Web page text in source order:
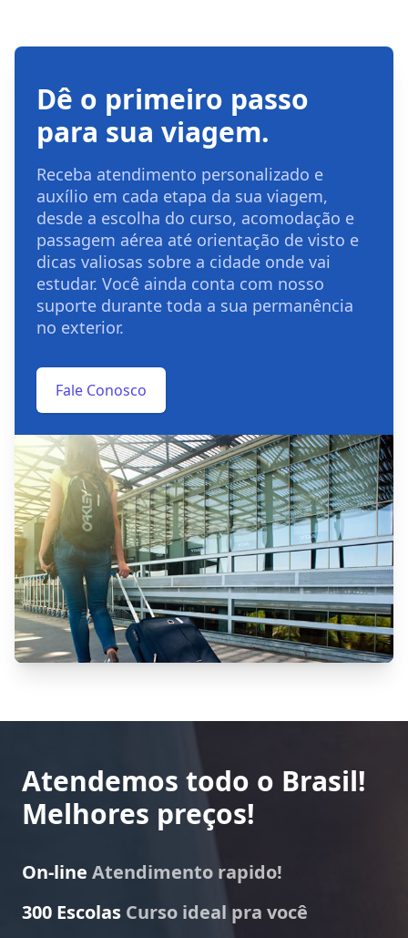
Dê o primeiro passo
para sua viagem.
Receba atendimento personalizado e
auxílio em cada etapa da sua viagem,
desde a escolha do curso, acomodação e
passagem aérea até orientação de visto e
dicas valiosas sobre a cidade onde vai
estudar. Você ainda conta com nosso
suporte durante toda a sua permanência
no exterior.
Fale Conosco
Atendemos todo o Brasil!
Melhores preços!
On-line Atendimento rapido!
300 Escolas Curso ideal pra você